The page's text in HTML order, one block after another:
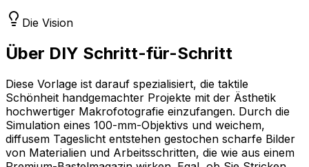
Die Vision
Über DIY Schritt-für-Schritt
Diese Vorlage ist darauf spezialisiert, die taktile
Schönheit handgemachter Projekte mit der Ästhetik
hochwertiger Makrofotografie einzufangen. Durch die
Simulation eines 100-mm-Objektivs und weichem,
diffusem Tageslicht entstehen gestochen scharfe Bilder
von Materialien und Arbeitsschritten, die wie aus einem